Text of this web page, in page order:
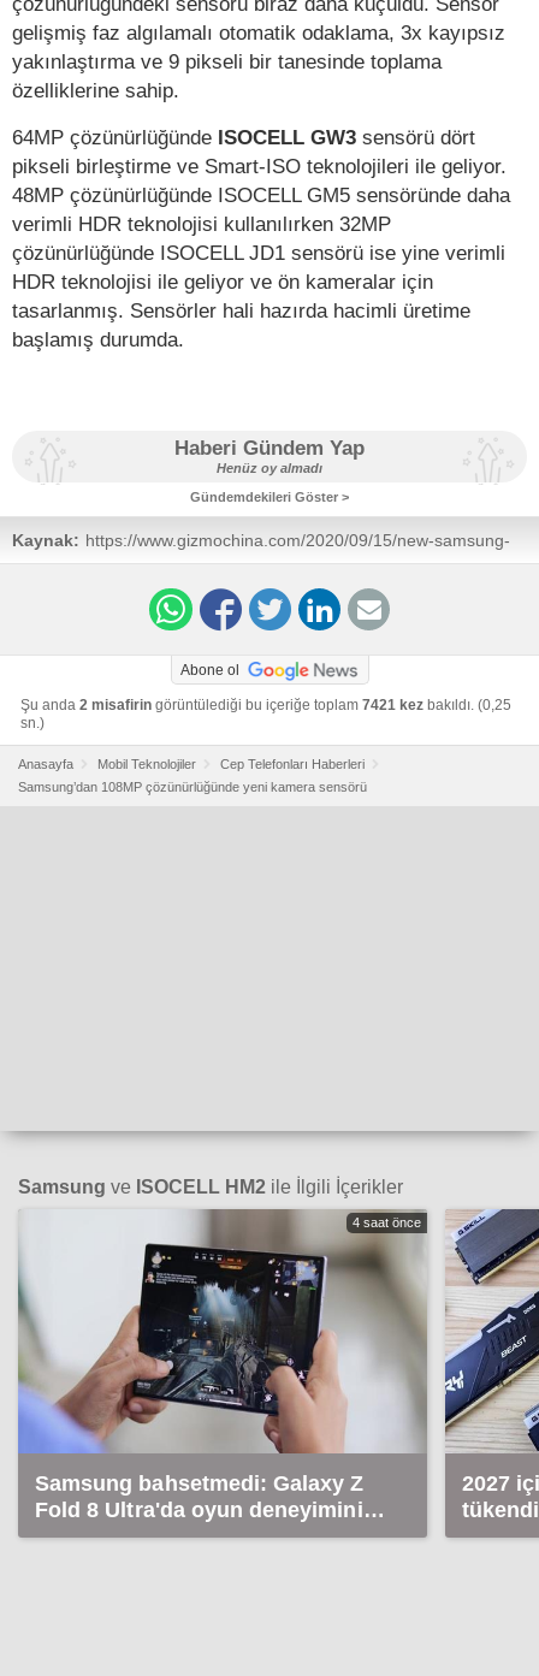
gelişmiş faz algılamalı otomatik odaklama, 3x kayıpsız
yakınlaştırma ve 9 pikseli bir tanesinde toplama
özelliklerine sahip.
64MP çözünürlüğünde ISOCELL GW3 sensörü dört
pikseli birleştirme ve Smart-ISO teknolojileri ile geliyor.
48MP çözünürlüğünde ISOCELL GM5 sensöründe daha
verimli HDR teknolojisi kullanılırken 32MP
çözünürlüğünde ISOCELL JD1 sensörü ise yine verimli
HDR teknolojisi ile geliyor ve ön kameralar için
tasarlanmış. Sensörler hali hazırda hacimli üretime
başlamış durumda.
Haberi Gündem Yap
Henüz oy almadı
Gündemdekileri Göster >
Kaynak: https://www.gizmochina.com/2020/09/15/new-samsung-
isocell-image-sensors/
Abone ol
Şu anda 2 misafirin görüntülediği bu içeriğe toplam 7421 kez bakıldı. (0,25
sn.)
Anasayfa Mobil Teknolojiler
Cep Telefonları Haberleri
Samsung’dan 108MP çözünürlüğünde yeni kamera sensörü
Samsung ve ISOCELL HM2 ile İlgili İçerikler
4 saat önce
Samsung bahsetmedi: Galaxy Z
Fold 8 Ultra'da oyun deneyimini
etkileyecek detay!
2027